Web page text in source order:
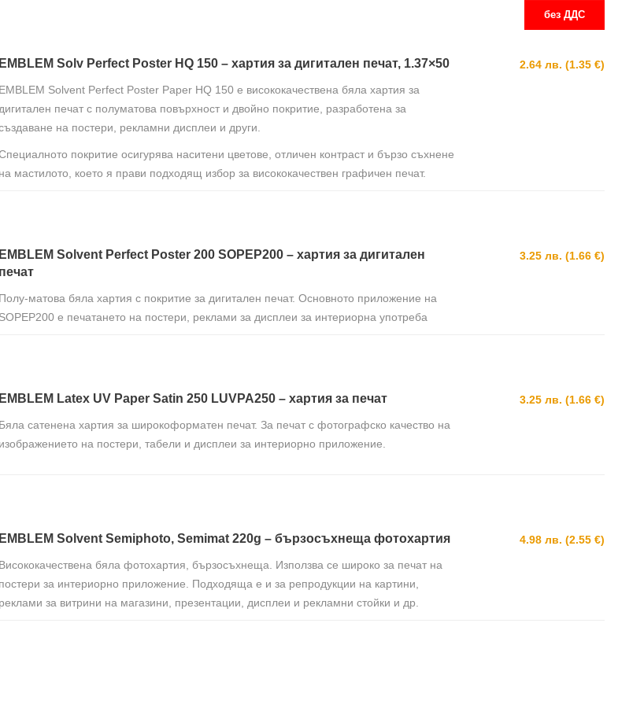
без ДДС
EMBLEM Solv Perfect Poster HQ 150 – хартия за дигитален печат, 1.37×50
EMBLEM Solvent Perfect Poster Paper HQ 150 е висококачествена бяла хартия за
дигитален печат с полуматова повърхност и двойно покритие, разработена за
на постери, рекламни дисплеи и други.
покритие осигурява наситени цветове, отличен контраст и бързо съхнене
на мастилото, което я прави подходящ избор за висококачествен графичен печат.
2.64 лв. (1.35 €)
EMBLEM Solvent Perfect Poster 200 SOPEP200 – хартия за дигитален
печат
Полу-матова бяла хартия с покритие за дигитален печат. Основното приложение на
SOPEP200 е печатането на постери, реклами за дисплеи за интериорна употреба
3.25 лв. (1.66 €)
EMBLEM Latex UV Paper Satin 250 LUVPA250 – хартия за печат
Бяла сатенена хартия за широкоформатен печат. За печат с фотографско качество на
изображението на постери, табели и дисплеи за интериорно приложение.
3.25 лв. (1.66 €)
EMBLEM Solvent Semiphoto, Semimat 220g – бързосъхнеща фотохартия
Висококачествена бяла фотохартия, бързосъхнеща. Използва се широко за печат на
постери за интериорно приложение. Подходяща е и за репродукции на картини,
реклами за витрини на магазини, презентации, дисплеи и рекламни стойки и др.
4.98 лв. (2.55 €)